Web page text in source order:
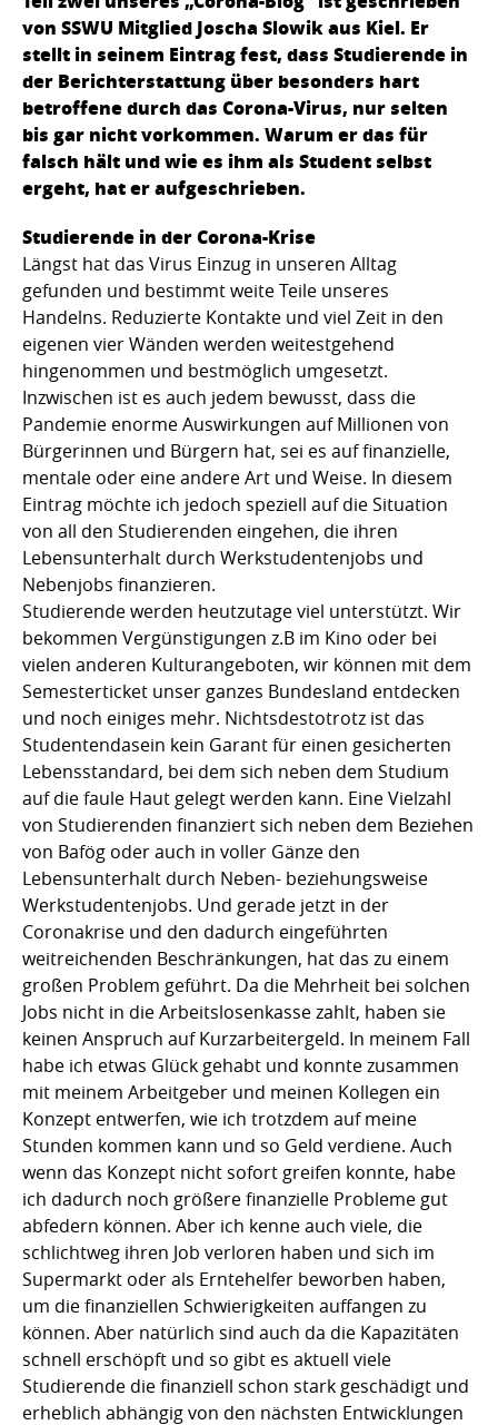
von SSWU Mitglied Joscha Slowik aus Kiel. Er
stellt in seinem Eintrag fest, dass Studierende in
der Berichterstattung über besonders hart
betroffene durch das Corona-Virus, nur selten
bis gar nicht vorkommen. Warum er das für
falsch hält und wie es ihm als Student selbst
ergeht, hat er aufgeschrieben.
Studierende in der Corona-Krise
Längst hat das Virus Einzug in unseren Alltag
gefunden und bestimmt weite Teile unseres
Handelns. Reduzierte Kontakte und viel Zeit in den
eigenen vier Wänden werden weitestgehend
hingenommen und bestmöglich umgesetzt.
Inzwischen ist es auch jedem bewusst, dass die
Pandemie enorme Auswirkungen auf Millionen von
Bürgerinnen und Bürgern hat, sei es auf finanzielle,
mentale oder eine andere Art und Weise. In diesem
Eintrag möchte ich jedoch speziell auf die Situation
von all den Studierenden eingehen, die ihren
Lebensunterhalt durch Werkstudentenjobs und
Nebenjobs finanzieren.
Studierende werden heutzutage viel unterstützt. Wir
bekommen Vergünstigungen z.B im Kino oder bei
vielen anderen Kulturangeboten, wir können mit dem
Semesterticket unser ganzes Bundesland entdecken
und noch einiges mehr. Nichtsdestotrotz ist das
Studentendasein kein Garant für einen gesicherten
Lebensstandard, bei dem sich neben dem Studium
auf die faule Haut gelegt werden kann. Eine Vielzahl
von Studierenden finanziert sich neben dem Beziehen
von Bafög oder auch in voller Gänze den
Lebensunterhalt durch Neben- beziehungsweise
Werkstudentenjobs. Und gerade jetzt in der
Coronakrise und den dadurch eingeführten
weitreichenden Beschränkungen, hat das zu einem
großen Problem geführt. Da die Mehrheit bei solchen
Jobs nicht in die Arbeitslosenkasse zahlt, haben sie
keinen Anspruch auf Kurzarbeitergeld. In meinem Fall
habe ich etwas Glück gehabt und konnte zusammen
mit meinem Arbeitgeber und meinen Kollegen ein
Konzept entwerfen, wie ich trotzdem auf meine
Stunden kommen kann und so Geld verdiene. Auch
wenn das Konzept nicht sofort greifen konnte, habe
ich dadurch noch größere finanzielle Probleme gut
abfedern können. Aber ich kenne auch viele, die
schlichtweg ihren Job verloren haben und sich im
Supermarkt oder als Erntehelfer beworben haben,
um die finanziellen Schwierigkeiten auffangen zu
können. Aber natürlich sind auch da die Kapazitäten
schnell erschöpft und so gibt es aktuell viele
Studierende die finanziell schon stark geschädigt und
erheblich abhängig von den nächsten Entwicklungen